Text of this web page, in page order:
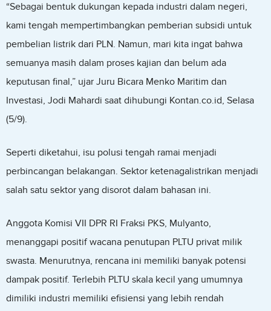
“Sebagai bentuk dukungan kepada industri dalam negeri,
kami tengah mempertimbangkan pemberian subsidi untuk
pembelian listrik dari PLN. Namun, mari kita ingat bahwa
semuanya masih dalam proses kajian dan belum ada
keputusan final,” ujar Juru Bicara Menko Maritim dan
Investasi, Jodi Mahardi saat dihubungi Kontan.co.id, Selasa
(5/9).
Seperti diketahui, isu polusi tengah ramai menjadi
perbincangan belakangan. Sektor ketenagalistrikan menjadi
salah satu sektor yang disorot dalam bahasan ini.
Anggota Komisi VII DPR RI Fraksi PKS, Mulyanto,
menanggapi positif wacana penutupan PLTU privat milik
swasta. Menurutnya, rencana ini memiliki banyak potensi
dampak positif. Terlebih PLTU skala kecil yang umumnya
dimiliki industri memiliki efisiensi yang lebih rendah